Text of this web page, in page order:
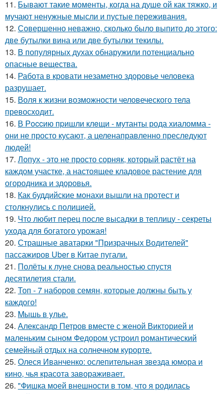
11. Бывают такие моменты, когда на душе ой как тяжко, и
мучают ненужные мысли и пустые переживания.
12. Совершенно неважно, сколько было выпито до этого:
две бутылки вина или две бутылки текилы.
13. В популярных духах обнаружили потенциально
опасные вещества.
14. Работа в кровати незаметно здоровье человека
разрушает.
15. Воля к жизни возможности человеческого тела
превосходит.
16. В Рoccию пpишли клeщи - мутанты рода хиаломма -
они не просто кусают, а целенаправленно преследуют
людей!
17. Лопух - это не просто сорняк, который растёт на
каждом участке, а настоящее кладовое растение для
огородника и здоровья.
18. Как буддийские монахи вышли на протест и
столкнулись с полицией.
19. Что любит перец после высадки в теплицу - секреты
ухода для богатого урожая!
20. Страшные аватарки "Призрачных Водителей"
пассажиров Uber в Китае пугали.
21. Полёты к луне снова реальностью спустя
десятилетия стали.
22. Топ - 7 наборов семян, которые должны быть у
каждого!
23. Mышь в yлье.
24. Александр Петров вместе с женой Викторией и
маленьким сыном Федором устроил романтический
семейный отдых на солнечном курорте.
25. Олеся Иванченко: ослепительная звезда юмора и
кино, чья красота завораживает.
26. "Фишка моей внешности в том, что я родилась